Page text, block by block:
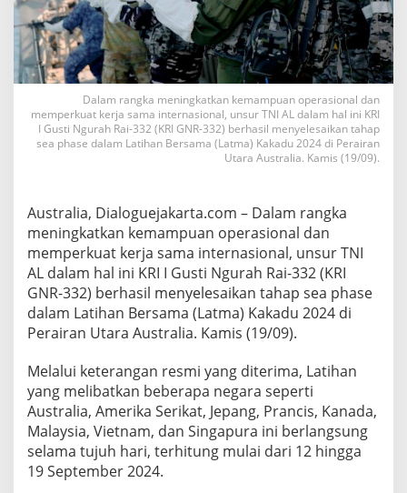
p
e
r
s
i
o
n
a
l
I
I
G
u
s
t
N
g
r
a
h
R
a
i
Dalam rangka meningkatkan kemampuan operasional dan
memperkuat kerja sama internasional, unsur TNI AL dalam hal ini KRI
I Gusti Ngurah Rai-332 (KRI GNR-332) berhasil menyelesaikan tahap
sea phase dalam Latihan Bersama (Latma) Kakadu 2024 di Perairan
Utara Australia. Kamis (19/09).
Australia, Dialoguejakarta.com – Dalam rangka
meningkatkan kemampuan operasional dan
memperkuat kerja sama internasional, unsur TNI
AL dalam hal ini KRI I Gusti Ngurah Rai-332 (KRI
GNR-332) berhasil menyelesaikan tahap sea phase
dalam Latihan Bersama (Latma) Kakadu 2024 di
Perairan Utara Australia. Kamis (19/09).
Melalui keterangan resmi yang diterima, Latihan
yang melibatkan beberapa negara seperti
Australia, Amerika Serikat, Jepang, Prancis, Kanada,
Malaysia, Vietnam, dan Singapura ini berlangsung
selama tujuh hari, terhitung mulai dari 12 hingga
19 September 2024.